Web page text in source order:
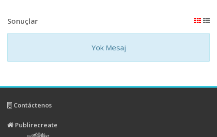
Sonuçlar
Yok Mesaj
Contáctenos
Publirecreate